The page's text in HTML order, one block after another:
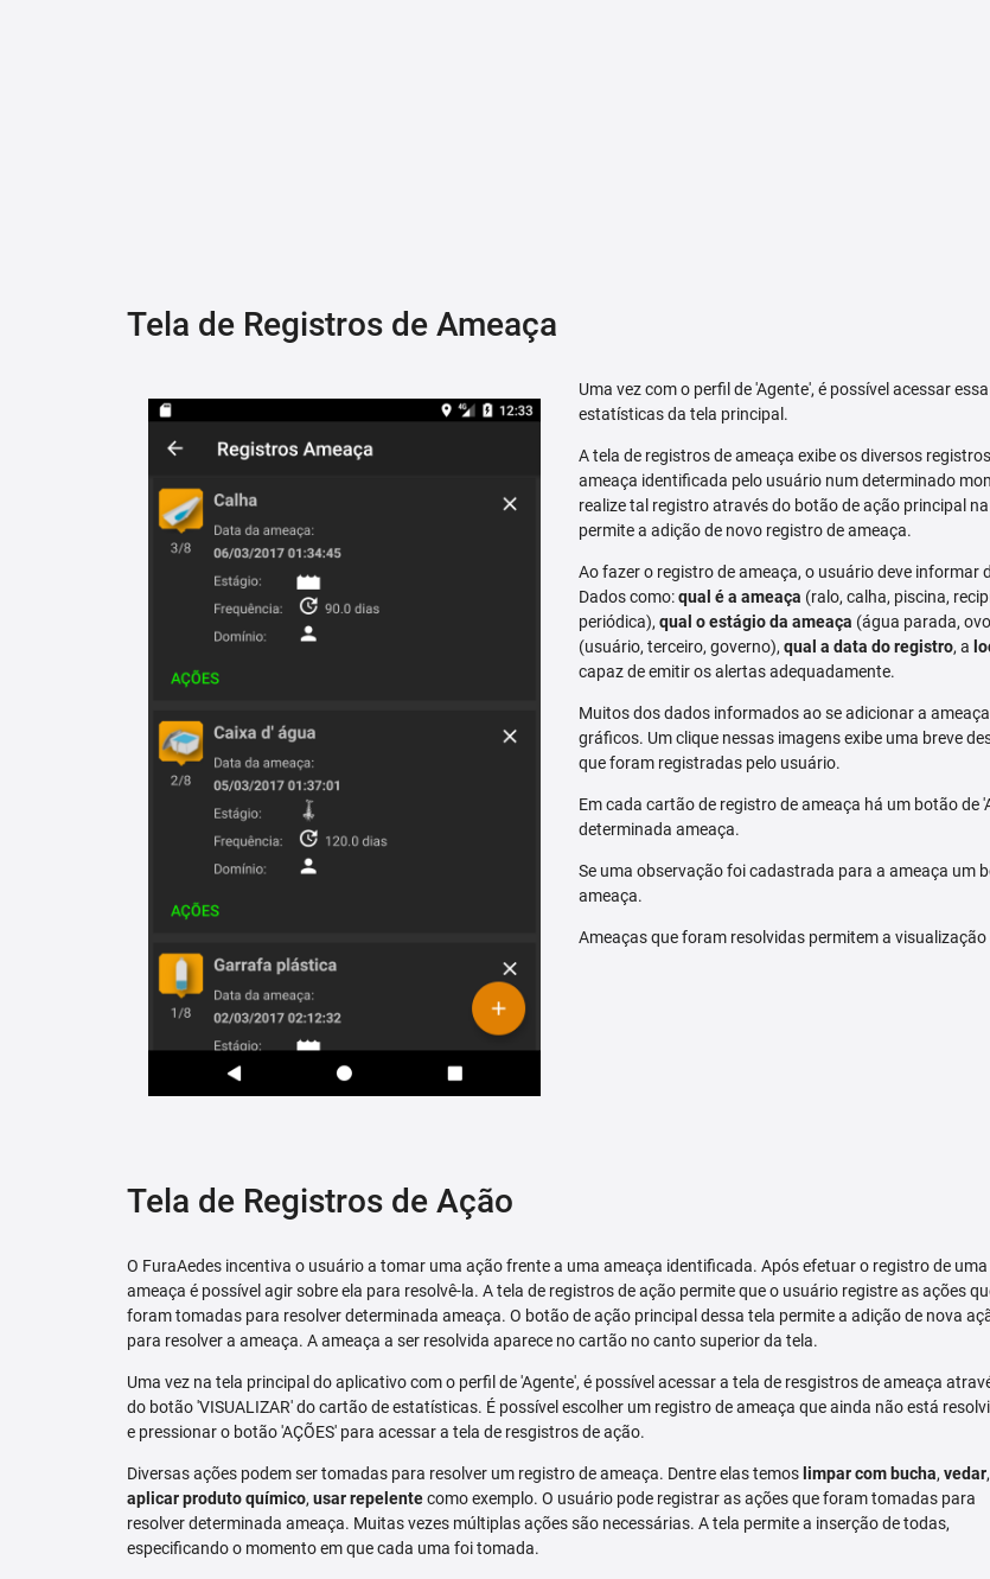
Tela de Registros de Ameaça
Uma vez com o perfil de 'Agente', é possível acessar
estatísticas da tela principal.
A tela de registros de ameaça exibe os diversos
ameaça identificada pelo usuário num determinado
realize tal registro através do botão de ação principal
permite a adição de novo registro de ameaça.
Ao fazer o registro de ameaça, o usuário deve
Dados como:qual é a ameaça (ralo, calha, piscina,
periódica),qual o estágio da ameaça (água parada,
(usuário, terceiro, governo),qual a data do registro, a
capaz de emitir os alertas adequadamente.
Muitos dos dados informados ao se adicionar a
gráficos. Um clique nessas imagens exibe uma breve
que foram registradas pelo usuário.
Em cada cartão de registro de ameaça há um botão de
determinada ameaça.
Se uma observação foi cadastrada para a ameaça um
ameaça.
Ameaças que foram resolvidas permitem a
Tela de Registros de Ação
O FuraAedes incentiva o usuário a tomar uma ação frente a uma ameaça identificada. Após efetuar o registro de uma
ameaça é possível agir sobre ela para resolvê-la. A tela de registros de ação permite que o usuário registre as ações
foram tomadas para resolver determinada ameaça. O botão de ação principal dessa tela permite a adição de nova
para resolver a ameaça. A ameaça a ser resolvida aparece no cartão no canto superior da tela.
Uma vez na tela principal do aplicativo com o perfil de 'Agente', é possível acessar a tela de resgistros de ameaça
do botão 'VISUALIZAR' do cartão de estatísticas. É possível escolher um registro de ameaça que ainda não está
e pressionar o botão 'AÇÕES' para acessar a tela de resgistros de ação.
Diversas ações podem ser tomadas para resolver um registro de ameaça. Dentre elas temos limpar com bucha, vedar,
aplicar produto químico, usar repelentecomo exemplo. O usuário pode registrar as ações que foram tomadas para
resolver determinada ameaça. Muitas vezes múltiplas ações são necessárias. A tela permite a inserção de todas,
especificando o momento em que cada uma foi tomada.